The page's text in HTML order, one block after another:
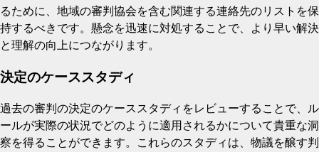
るために、地域の審判協会を含む関連する連絡先のリストを保
持するべきです。懸念を迅速に対処することで、より早い解決
と理解の向上につながります。
決定のケーススタディ
過去の審判の決定のケーススタディをレビューすることで、ル
ールが実際の状況でどのように適用されるかについて貴重な洞
察を得ることができます。これらのスタディは、物議を醸す判